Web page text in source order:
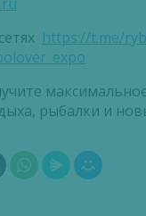
https://t.me/
рыбалки и